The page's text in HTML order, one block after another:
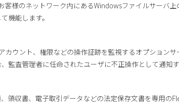
客様のネットワーク内にあるWindowsファイルサーバ
機能します。
カウント、権限などの操作証跡を監視するオプション
監査管理者に任命されたユーザに不正操作として通知
領収書、電子取引データなどの法定保存文書を専用の